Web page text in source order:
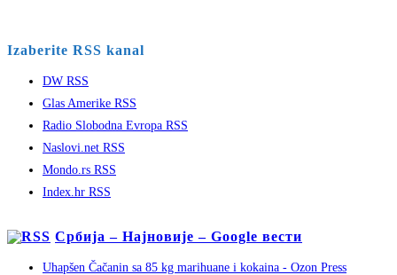
Izaberite RSS kanal
DW RSS
Glas Amerike RSS
Radio Slobodna Evropa RSS
Naslovi.net RSS
Mondo.rs RSS
Index.hr RSS
Србија – Најновије – Google вести
Uhapšen Čačanin sa 85 kg marihuane i kokaina - Ozon Press